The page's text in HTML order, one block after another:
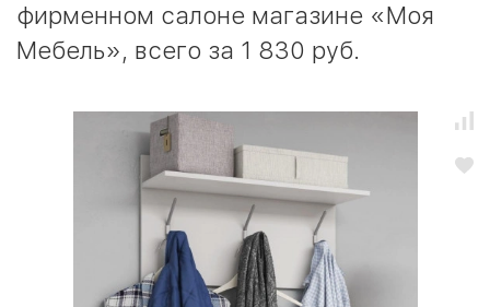
фирменном салоне магазине «Моя
Мебель», всего за 1 830 руб.